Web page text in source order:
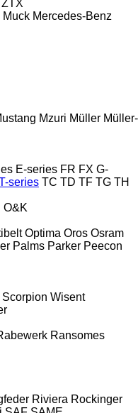
ZTX
Muck Mercedes-Benz
Mzuri Müller Müller-
E-series FR FX G-
series TC TD TF TG TH
O&K
Optima Oros Osram
Palms Parker Peecon
Scorpion Wisent
Ransomes
Riviera Rockinger